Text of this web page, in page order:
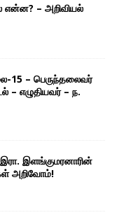
– அறிவியல்
15 – பெருந்தலைவர்
– எழுதியவர் – ந.
இளங்குமரனாரின்
அறிவோம்!